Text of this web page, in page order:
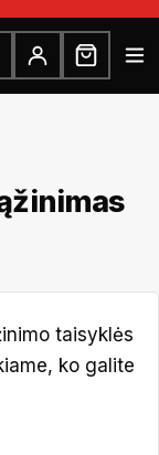
taisyklės
ko galite